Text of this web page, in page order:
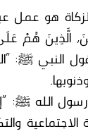
هو عمل
الَّذِينَ هُمْ
النبي ﷺ:
رسول الله ﷺ:
الاجتماعية